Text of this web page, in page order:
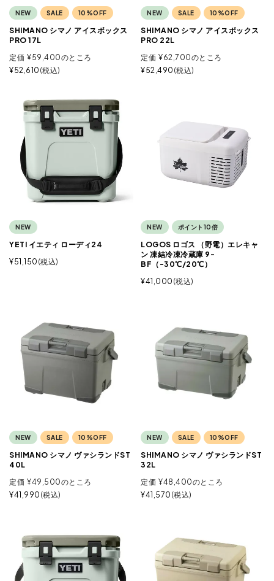
NEW SALE 10%OFF
SHIMANO シマノ アイスボックス
PRO 17L
定価 ¥59,400のところ
¥52,610 税込
NEW SALE 10%OFF
SHIMANO シマノ アイスボックス
PRO 22L
定価 ¥62,700のところ
¥52,490 税込
NEW
YETI イエティ ローディ24
¥51,150 税込
NEW ポイント10倍
LOGOS ロゴス （野電）エレキャ
ン 凍結冷凍冷蔵庫 9-
BF（-30℃/20℃）
¥41,000 税込
NEW SALE 10%OFF
SHIMANO シマノ ヴァシランドST
40L
定価 ¥49,500のところ
¥41,990 税込
NEW SALE 10%OFF
SHIMANO シマノ ヴァシランドST
32L
定価 ¥48,400のところ
¥41,570 税込